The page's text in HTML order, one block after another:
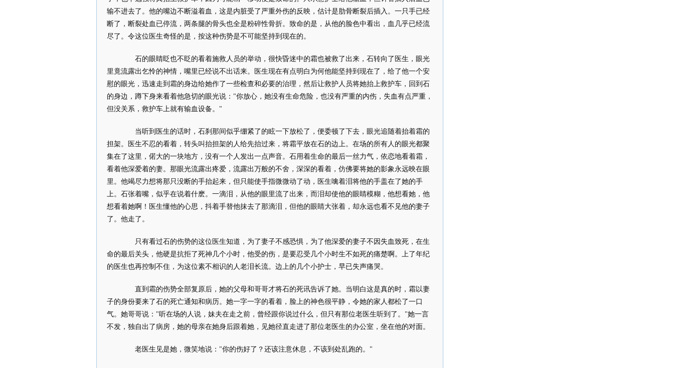
输不进去了。他的嘴边不断溢着血，这是内脏受了严重外伤的反映，估计是肋骨断裂后插入。一只手已经
断了，断裂处血已停流，两条腿的骨头也全是粉碎性骨折。致命的是，从他的脸色中看出，血几乎已经流
尽了。令这位医生奇怪的是，按这种伤势是不可能坚持到现在的。
石的眼睛眨也不眨的看着施救人员的举动，很快昏迷中的霜也被救了出来，石转向了医生，眼光
里竟流露出乞怜的神情，嘴里已经说不出话来。医生现在有点明白为何他能坚持到现在了，给了他一个安
慰的眼光，迅速走到霜的身边给她作了一些检查和必要的治理，然后让救护人员将她抬上救护车，回到石
的身边，蹲下身来看着他急切的眼光说："你放心，她没有生命危险，也没有严重的内伤，失血有点严重，
但没关系，救护车上就有输血设备。"
当听到医生的话时，石刹那间似乎绷紧了的眩一下放松了，便委顿了下去，眼光追随着抬着霜的
担架。医生不忍的看着，转头叫抬担架的人给先抬过来，将霜平放在石的边上。在场的所有人的眼光都聚
集在了这里，偌大的一块地方，没有一个人发出一点声音。石用着生命的最后一丝力气，依恋地看着霜，
看着他深爱着的妻。那眼光流露出疼爱，流露出万般的不舍，深深的看着，仿佛要将她的影象永远映在眼
里。他竭尽力想将那只没断的手抬起来，但只能使手指微微动了动，医生噙着泪将他的手盖在了她的手
上。石张着嘴，似乎在说着什麽。一滴泪，从他的眼里流了出来，而泪却使他的眼睛模糊，他想看她，他
想看着她啊！医生懂他的心思，抖着手替他抹去了那滴泪，但他的眼睛大张着，却永远也看不见他的妻子
了。他走了。
只有看过石的伤势的这位医生知道，为了妻子不感恐惧，为了他深爱的妻子不因失血致死，在生
命的最后关头，他硬是抗拒了死神几个小时，他受的伤，是要忍受几个小时生不如死的痛楚啊。上了年纪
的医生也再控制不住，为这位素不相识的人老泪长流。边上的几个小护士，早已失声痛哭。
直到霜的伤势全部复原后，她的父母和哥哥才将石的死讯告诉了她。当明白这是真的时，霜以妻
子的身份要来了石的死亡通知和病历。她一字一字的看着，脸上的神色很平静，令她的家人都松了一口
气。她哥哥说："听在场的人说，妹夫在走之前，曾经跟你说过什么，但只有那位老医生听到了。"她一言
不发，独自出了病房，她的母亲在她身后跟着她，见她径直走进了那位老医生的办公室，坐在他的对面。
老医生见是她，微笑地说："你的伤好了？还该注意休息，不该到处乱跑的。"